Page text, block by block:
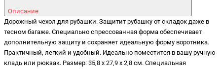
Описание
Дорожный чехол для рубашки. Защитит рубашку от складок даже в
тесном багаже. Специально спрессованная форма обеспечивает
дополнительную защиту и сохраняет идеальную форму воротника.
Практичный, легкий и удобный. Идеально поместится в вашу ручную
кладь или рюкзак. Размер: 35,8 x 27,9 x 2,8 см. Специальная